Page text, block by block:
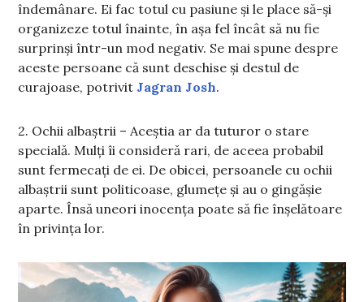
îndemânare. Ei fac totul cu pasiune și le place să-și
organizeze totul înainte, în așa fel încât să nu fie
surprinși într-un mod negativ. Se mai spune despre
aceste persoane că sunt deschise și destul de
curajoase, potrivit Jagran Josh.
2. Ochii albaștrii – Aceștia ar da tuturor o stare
specială. Mulți îi consideră rari, de aceea probabil
sunt fermecați de ei. De obicei, persoanele cu ochii
albaștrii sunt politicoase, glumețe și au o gingășie
aparte. Însă uneori inocența poate să fie înșelătoare
în privința lor.